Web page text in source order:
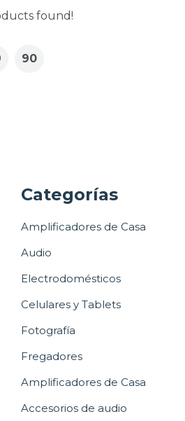
found!
90
Categorías
Amplificadores de Casa
Audio
Electrodomésticos
Celulares y Tablets
Fotografía
Fregadores
Amplificadores de Casa
Accesorios de audio